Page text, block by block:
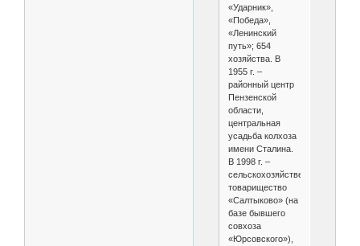
«Ударник»,
«Победа»,
«Ленинский
путь»; 654
хозяйства. В
1955 г. –
районный центр
Пензенской
области,
центральная
усадьба колхоза
имени Сталина.
В 1998 г. –
сельскохозяйственное
товарищество
«Салтыково» (на
базе бывшего
совхоза
«Юрсовского»),